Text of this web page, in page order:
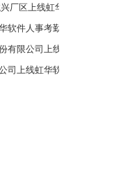
厂区上线虹华软
软件人事考勤系统
有限公司上线虹华软
司上线虹华软件人事